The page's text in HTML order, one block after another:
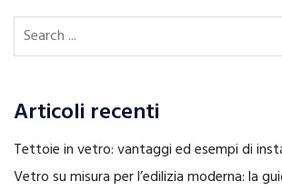
Articoli recenti
Tettoie in vetro: vantaggi ed esempi di
Vetro su misura per l’edilizia moderna: la